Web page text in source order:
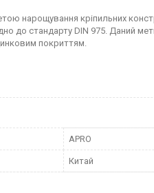
нарощування кріпильних
до стандарту DIN 975. Даний
покриттям.
APRO
Китай